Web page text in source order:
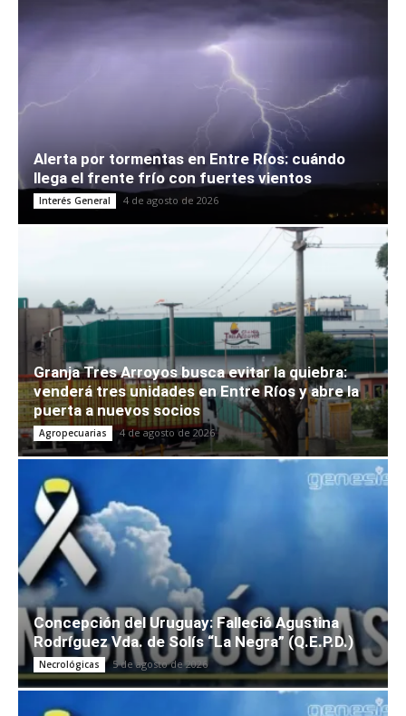
Alerta por tormentas en Entre Ríos: cuándo
llega el frente frío con fuertes vientos
Interés General 4 de agosto de 2026
Granja Tres Arroyos busca evitar la quiebra:
venderá tres unidades en Entre Ríos y abre la
puerta a nuevos socios
Agropecuarias 4 de agosto de 2026
Concepción del Uruguay: Falleció Agustina
Rodríguez Vda. de Solís “La Negra” (Q.E.P.D.)
Necrológicas 5 de agosto de 2026